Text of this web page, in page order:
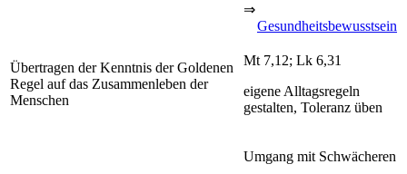
⇒
Gesundheitsbewusstsein
Übertragen der Kenntnis der Goldenen
Regel auf das Zusammenleben der
Menschen
Mt 7,12; Lk 6,31
eigene Alltagsregeln
gestalten, Toleranz üben
Umgang mit Schwächeren